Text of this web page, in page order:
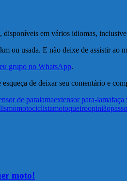
em vários idiomas,
ou usada. E não deixe de assistir ao
grupo no WhatsApp.
de deixar seu comentário e
de paralamaextensor para-lamafaça
motociclistamotoqueiroopinião
moto!